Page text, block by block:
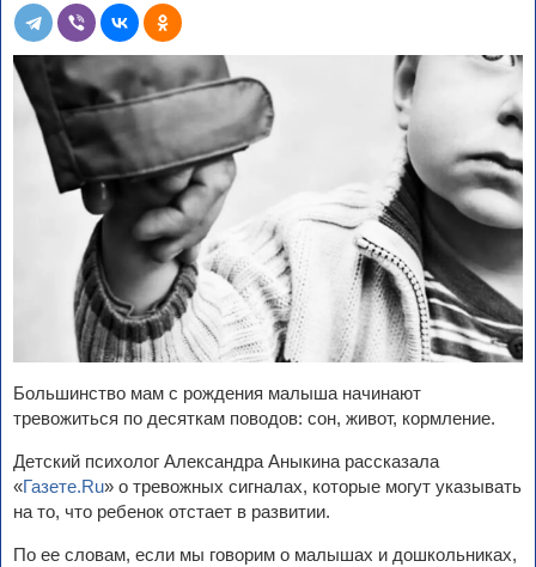
Большинство мам с рождения малыша начинают
тревожиться по десяткам поводов: сон, живот, кормление.
Детский психолог Александра Аныкина рассказала
«Газете.Ru» о тревожных сигналах, которые могут указывать
на то, что ребенок отстает в развитии.
По ее словам, если мы говорим о малышах и дошкольниках,